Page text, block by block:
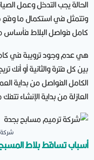
الحالة يجب التدخل وعمل
وتتمثل في استكمال ما
كامل فواصل البلاط فأساس
هي عدم وجود ترويبة في
بين كل فترة والثانية أو أنك
الكامل الفواصل من بداية
العازلة من بداية الإنشاء
أسباب تساقط بلاط